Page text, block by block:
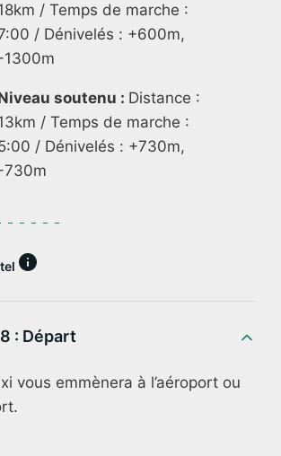
/ Temps de marche :
/ Dénivelés : +600m,
1300m
soutenu : Distance :
/ Temps de marche :
/ Dénivelés : +730m,
730m
: Départ
vous emmènera à l’aéroport ou